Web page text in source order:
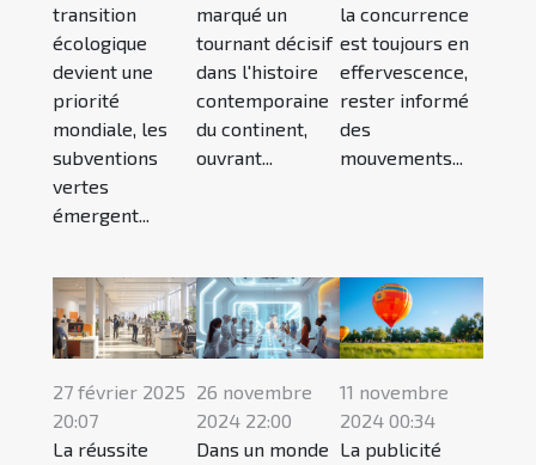
transition
écologique
devient une
priorité
mondiale, les
subventions
vertes
émergent...
marqué un
tournant décisif
dans l'histoire
contemporaine
du continent,
ouvrant...
la concurrence
est toujours en
effervescence,
rester informé
des
mouvements...
27 février 2025
20:07
La réussite
26 novembre
2024 22:00
Dans un monde
11 novembre
2024 00:34
La publicité